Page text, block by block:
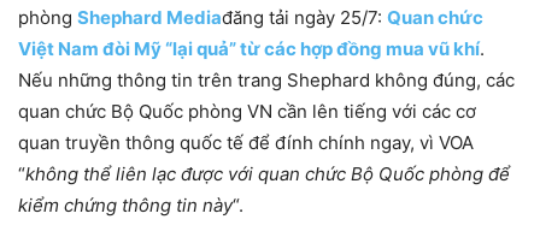
phòng Shephard Mediađăng tải ngày 25/7: Quan chức
Việt Nam đòi Mỹ “lại quả” từ các hợp đồng mua vũ khí.
Nếu những thông tin trên trang Shephard không đúng, các
quan chức Bộ Quốc phòng VN cần lên tiếng với các cơ
quan truyền thông quốc tế để đính chính ngay, vì VOA
“không thể liên lạc được với quan chức Bộ Quốc phòng để
kiểm chứng thông tin này“.